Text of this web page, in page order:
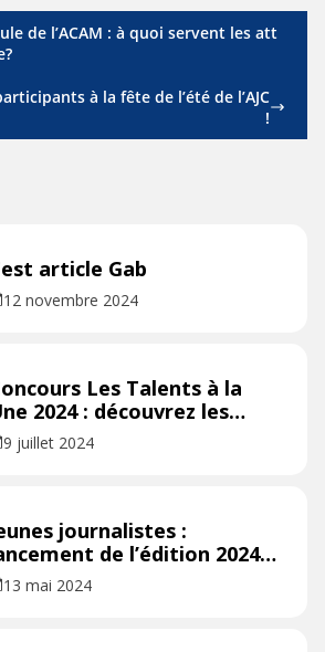
de l’ACAM : à quoi servent les att
à la fête de l’été de l’AJC
!
article Gab
12 novembre 2024
Les Talents à la
2024 : découvrez les
!
9 juillet 2024
journalistes :
de l’édition 2024
« Talents à la Une »
13 mai 2024